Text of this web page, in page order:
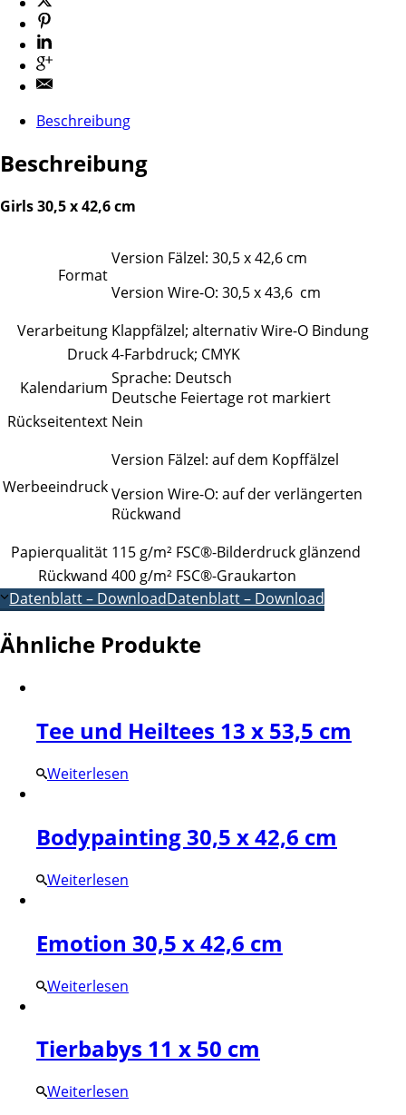
Beschreibung
Beschreibung
Girls 30,5 x 42,6 cm
Format
Version Fälzel: 30,5 x 42,6 cm
Version Wire-O: 30,5 x 43,6 cm
Verarbeitung Klappfälzel; alternativ Wire-O Bindung
Druck4-Farbdruck; CMYK
Kalendarium Sprache: Deutsch
Deutsche Feiertage rot markiert
Rückseitentext Nein
Werbeeindruck
Version Fälzel: auf dem Kopffälzel
Version Wire-O: auf der verlängerten
Rückwand
Papierqualität 115 g/m² FSC®-Bilderdruck glänzend
Rückwand 400 g/m² FSC®-Graukarton
Datenblatt – DownloadDatenblatt – Download
Ähnliche Produkte
Tee und Heiltees 13 x 53,5 cm
Weiterlesen
Bodypainting 30,5 x 42,6 cm
Weiterlesen
Emotion 30,5 x 42,6 cm
Weiterlesen
Tierbabys 11 x 50 cm
Weiterlesen